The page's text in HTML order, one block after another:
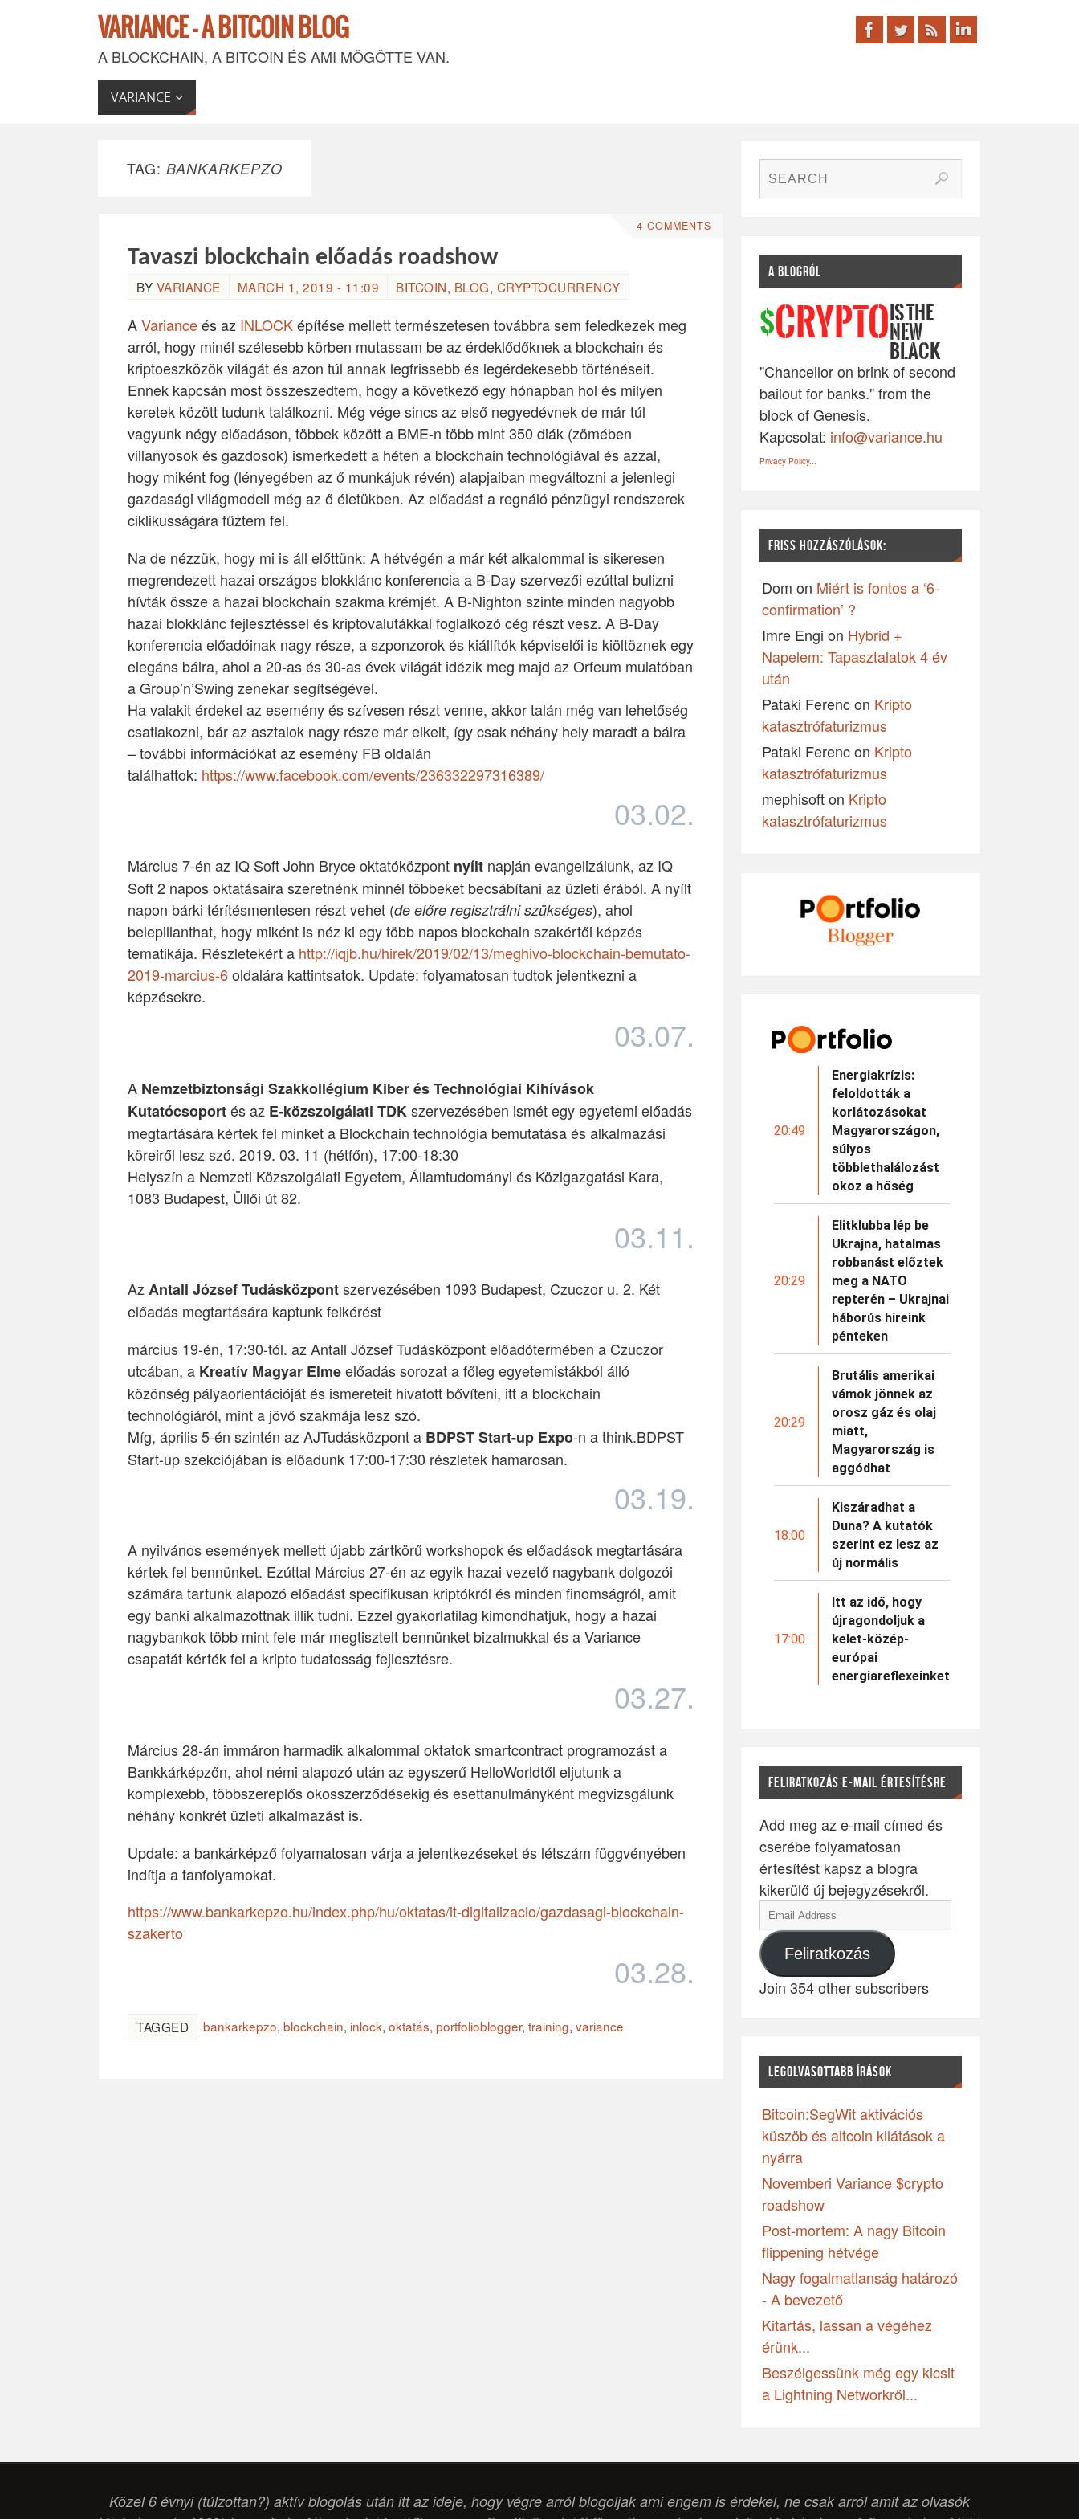
VARIANCE - A BITCOIN BLOG
A BLOCKCHAIN, A BITCOIN ÉS AMI MÖGÖTTE VAN.
VARIANCE
TAG: BANKARKEPZO
4 COMMENTS
Tavaszi blockchain előadás roadshow
BY VARIANCE MARCH 1, 2019 - 11:09 BITCOIN, BLOG, CRYPTOCURRENCY
AVarianceés az INLOCKépítése mellett természetesen továbbra sem feledkezek meg
arról, hogy minél szélesebb körben mutassam be az érdeklődőknek a blockchain és
kriptoeszközök világát és azon túl annak legfrissebb és legérdekesebb történéseit.
Ennek kapcsán most összeszedtem, hogy a következő egy hónapban hol és milyen
keretek között tudunk találkozni. Még vége sincs az első negyedévnek de már túl
vagyunk négy előadáson, többek között a BME-n több mint 350 diák (zömében
villanyosok és gazdosok) ismerkedett a héten a blockchain technológiával és azzal,
hogy miként fog (lényegében az ő munkájuk révén) alapjaiban megváltozni a jelenlegi
gazdasági világmodell még az ő életükben. Az előadást a regnáló pénzügyi rendszerek
ciklikusságára fűztem fel.
Na de nézzük, hogy mi is áll előttünk: A hétvégén a már két alkalommal is sikeresen
megrendezett hazai országos blokklánc konferencia a B-Day szervezői ezúttal bulizni
hívták össze a hazai blockchain szakma krémjét. A B-Nighton szinte minden nagyobb
hazai blokklánc fejlesztéssel és kriptovalutákkal foglalkozó cég részt vesz. A B-Day
konferencia előadóinak nagy része, a szponzorok és kiállítók képviselői is kiöltöznek egy
elegáns bálra, ahol a 20-as és 30-as évek világát idézik meg majd az Orfeum mulatóban
a Group’n’Swing zenekar segítségével.
Ha valakit érdekel az esemény és szívesen részt venne, akkor talán még van lehetőség
csatlakozni, bár az asztalok nagy része már elkelt, így csak néhány hely maradt a bálra
– további információkat az esemény FB oldalán
találhattok: https://www.facebook.com/events/236332297316389/
03.02.
Március 7-én az IQ Soft John Bryce oktatóközpont nyílt napján evangelizálunk, az IQ
Soft 2 napos oktatásaira szeretnénk minnél többeket becsábítani az üzleti érából. A nyílt
napon bárki térítésmentesen részt vehet (de előre regisztrálni szükséges), ahol
belepillanthat, hogy miként is néz ki egy több napos blockchain szakértői képzés
tematikája. Részletekért a http://iqjb.hu/hirek/2019/02/13/meghivo-blockchain-bemutato-
2019-marcius-6oldalára kattintsatok. Update: folyamatosan tudtok jelentkezni a
képzésekre.
03.07.
A Nemzetbiztonsági Szakkollégium Kiber és Technológiai Kihívások
Kutatócsoportés az E-közszolgálati TDKszervezésében ismét egy egyetemi előadás
megtartására kértek fel minket a Blockchain technológia bemutatása és alkalmazási
köreiről lesz szó. 2019. 03. 11 (hétfőn), 17:00-18:30
Helyszín a Nemzeti Közszolgálati Egyetem, Államtudományi és Közigazgatási Kara,
1083 Budapest, Üllői út 82.
03.11.
AzAntall József Tudásközpontszervezésében 1093 Budapest, Czuczor u. 2. Két
előadás megtartására kaptunk felkérést
március 19-én, 17:30-tól. az Antall József Tudásközpont előadótermében a Czuczor
utcában, a Kreatív Magyar Elmeelőadás sorozat a főleg egyetemistákból álló
közönség pályaorientációját és ismereteit hivatott bővíteni, itt a blockchain
technológiáról, mint a jövő szakmája lesz szó.
Míg, április 5-én szintén az AJTudásközpont a BDPST Start-up Expo-n a think.BDPST
Start-up szekciójában is előadunk 17:00-17:30 részletek hamarosan.
03.19.
A nyilvános események mellett újabb zártkörű workshopok és előadások megtartására
kértek fel bennünket. Ezúttal Március 27-én az egyik hazai vezető nagybank dolgozói
számára tartunk alapozó előadást specifikusan kriptókról és minden finomságról, amit
egy banki alkalmazottnak illik tudni. Ezzel gyakorlatilag kimondhatjuk, hogy a hazai
nagybankok több mint fele már megtisztelt bennünket bizalmukkal és a Variance
csapatát kérték fel a kripto tudatosság fejlesztésre.
03.27.
Március 28-án immáron harmadik alkalommal oktatok smartcontract programozást a
Bankkárképzőn, ahol némi alapozó után az egyszerű HelloWorldtől eljutunk a
komplexebb, többszereplős okosszerződésekig és esettanulmányként megvizsgálunk
néhány konkrét üzleti alkalmazást is.
Update: a bankárképző folyamatosan várja a jelentkezéseket és létszám függvényében
indítja a tanfolyamokat.
https://www.bankarkepzo.hu/index.php/hu/oktatas/it-digitalizacio/gazdasagi-blockchain-
szakerto
03.28.
TAGGED bankarkepzo, blockchain, inlock, oktatás, portfolioblogger, training, variance
A BLOGRÓL
$CRYPTO IS THE
NEW
BLACK
"Chancellor on brink of second
bailout for banks." from the
block of Genesis.
Kapcsolat: info@variance.hu
Privacy Policy...
FRISS HOZZÁSZÓLÁSOK:
Dom on Miért is fontos a ‘6-
confirmation’ ?
Imre Engi on Hybrid +
Napelem: Tapasztalatok 4 év
után
Pataki Ferencon Kripto
katasztrófaturizmus
Pataki Ferencon Kripto
katasztrófaturizmus
mephisofton Kripto
katasztrófaturizmus
20:49
Energiakrízis:
feloldották a
korlátozásokat
Magyarországon,
súlyos
többlethalálozást
okoz a hőség
20:29
Elitklubba lép be
Ukrajna, hatalmas
robbanást előztek
meg a NATO
repterén – Ukrajnai
háborús híreink
pénteken
20:29
Brutális amerikai
vámok jönnek az
orosz gáz és olaj
miatt,
Magyarország is
aggódhat
18:00
Kiszáradhat a
Duna? A kutatók
szerint ez lesz az
új normális
17:00
Itt az idő, hogy
újragondoljuk a
kelet-közép-
európai
energiareflexeinket
FELIRATKOZÁS E-MAIL ÉRTESÍTÉSRE
Add meg az e-mail címed és
cserébe folyamatosan
értesítést kapsz a blogra
kikerülő új bejegyzésekről.
Feliratkozás
Join 354 other subscribers
LEGOLVASOTTABB ÍRÁSOK
Bitcoin:SegWit aktivációs
küszöb és altcoin kilátások a
nyárra
Novemberi Variance $crypto
roadshow
Post-mortem: A nagy Bitcoin
flippening hétvége
Nagy fogalmatlanság határozó
- A bevezető
Kitartás, lassan a végéhez
érünk...
Beszélgessünk még egy kicsit
a Lightning Networkről...
Közel 6 évnyi (túlzottan?) aktív blogolás után itt az ideje, hogy végre arról blogoljak ami engem is érdekel, ne csak arról amit az olvasók